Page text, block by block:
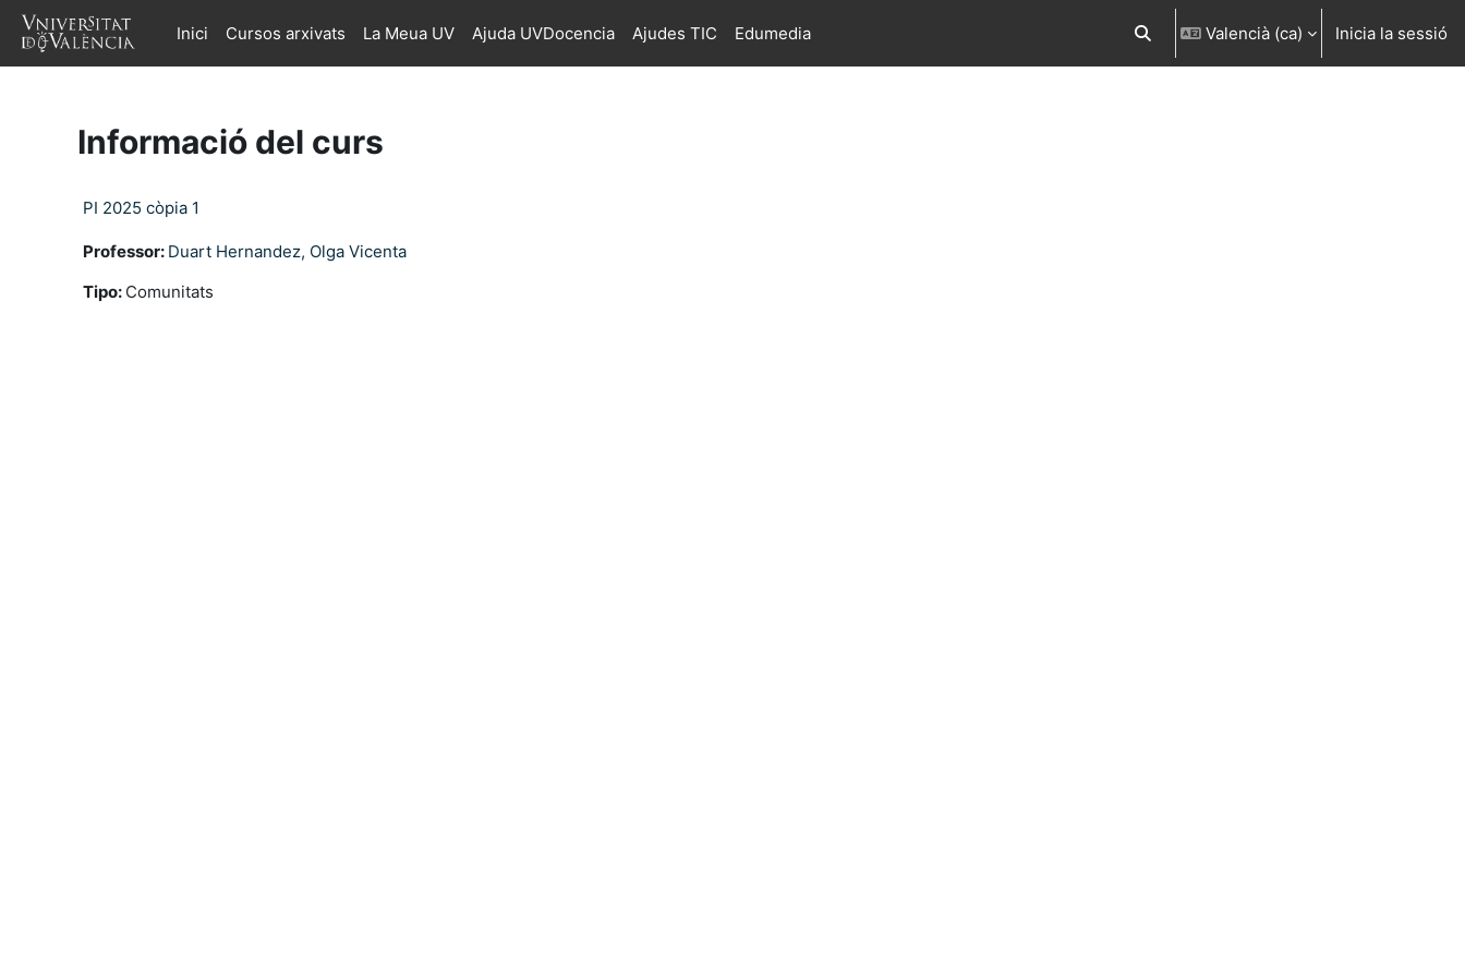
Ves al contingut principal
Inici
Cursos arxivats La Meua UV Ajuda UVDocencia Ajudes TIC Edumedia Commuta l'entrada de la cerca
Valencià ‎(ca)‎ Inicia la sessió
Informació del curs
PI 2025 còpia 1
Professor: Duart Hernandez, Olga Vicenta
Tipo: Comunitats